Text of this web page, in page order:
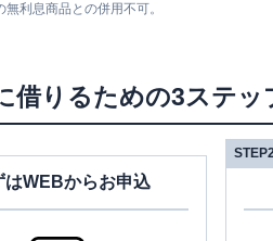
利息商品との併用不可。
借りるための3ステッ
はWEBからお申込